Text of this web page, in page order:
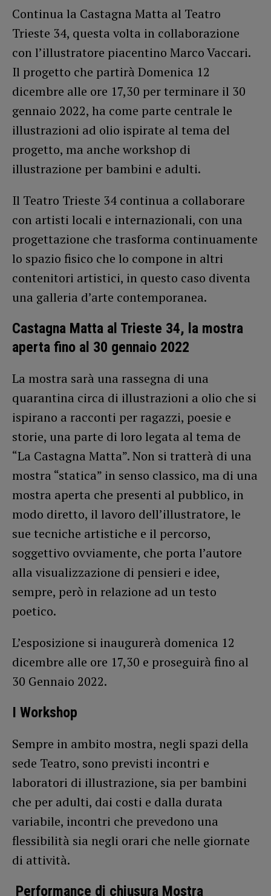
Continua la Castagna Matta al Teatro
Trieste 34, questa volta in collaborazione
con l’illustratore piacentino Marco Vaccari.
Il progetto che partirà Domenica 12
dicembre alle ore 17,30 per terminare il 30
gennaio 2022, ha come parte centrale le
illustrazioni ad olio ispirate al tema del
progetto, ma anche workshop di
illustrazione per bambini e adulti.
Il Teatro Trieste 34 continua a collaborare
con artisti locali e internazionali, con una
progettazione che trasforma continuamente
lo spazio fisico che lo compone in altri
contenitori artistici, in questo caso diventa
una galleria d’arte contemporanea.
Castagna Matta al Trieste 34, la mostra
aperta fino al 30 gennaio 2022
La mostra sarà una rassegna di una
quarantina circa di illustrazioni a olio che si
ispirano a racconti per ragazzi, poesie e
storie, una parte di loro legata al tema de
“La Castagna Matta”. Non si tratterà di una
mostra “statica” in senso classico, ma di una
mostra aperta che presenti al pubblico, in
modo diretto, il lavoro dell’illustratore, le
sue tecniche artistiche e il percorso,
soggettivo ovviamente, che porta l’autore
alla visualizzazione di pensieri e idee,
sempre, però in relazione ad un testo
poetico.
L’esposizione si inaugurerà domenica 12
dicembre alle ore 17,30 e proseguirà fino al
30 Gennaio 2022.
I Workshop
Sempre in ambito mostra, negli spazi della
sede Teatro, sono previsti incontri e
laboratori di illustrazione, sia per bambini
che per adulti, dai costi e dalla durata
variabile, incontri che prevedono una
flessibilità sia negli orari che nelle giornate
di attività.
Performance di chiusura Mostra